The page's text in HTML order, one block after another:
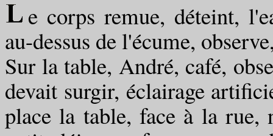
e corps remue, déteint,
au-dessus de l'écume,
Sur la table, André, café,
devait surgir, éclairage
place la table, face à la rue,